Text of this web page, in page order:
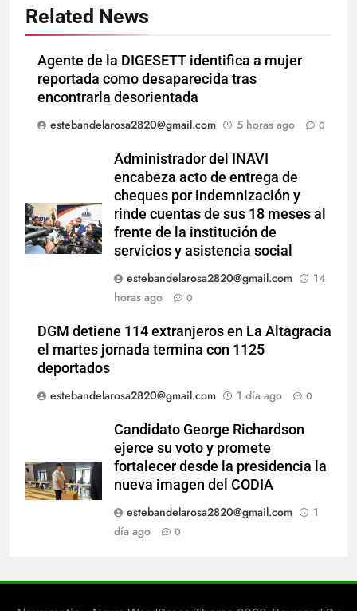
Related News
Agente de la DIGESETT identifica a mujer
reportada como desaparecida tras
encontrarla desorientada
estebandelarosa2820@gmail.com
5 horas ago 0
Administrador del INAVI
encabeza acto de entrega de
cheques por indemnización y
rinde cuentas de sus 18 meses al
frente de la institución de
servicios y asistencia social
estebandelarosa2820@gmail.com
14
horas ago
0
DGM detiene 114 extranjeros en La Altagracia
el martes jornada termina con 1125
deportados
estebandelarosa2820@gmail.com
1 día ago 0
Candidato George Richardson
ejerce su voto y promete
fortalecer desde la presidencia la
nueva imagen del CODIA
estebandelarosa2820@gmail.com
1
día ago
0